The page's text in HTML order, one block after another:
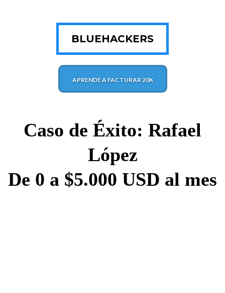
BLUEHACKERS
APRENDE A FACTURAR 20K
Caso de Éxito: Rafael
López
De 0 a $5.000 USD al mes